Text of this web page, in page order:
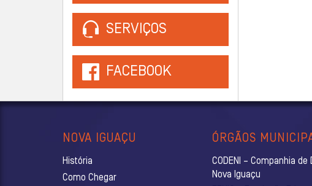
SERVIÇOS
FACEBOOK
NOVA IGUAÇU
História
Como Chegar
ÓRGÃOS
CODENI – Companhia
Nova Iguaçu